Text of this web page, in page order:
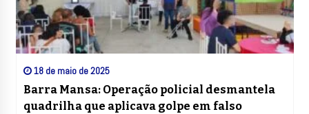
18 de maio de 2025
Barra Mansa: Operação policial desmantela
quadrilha que aplicava golpe em falso